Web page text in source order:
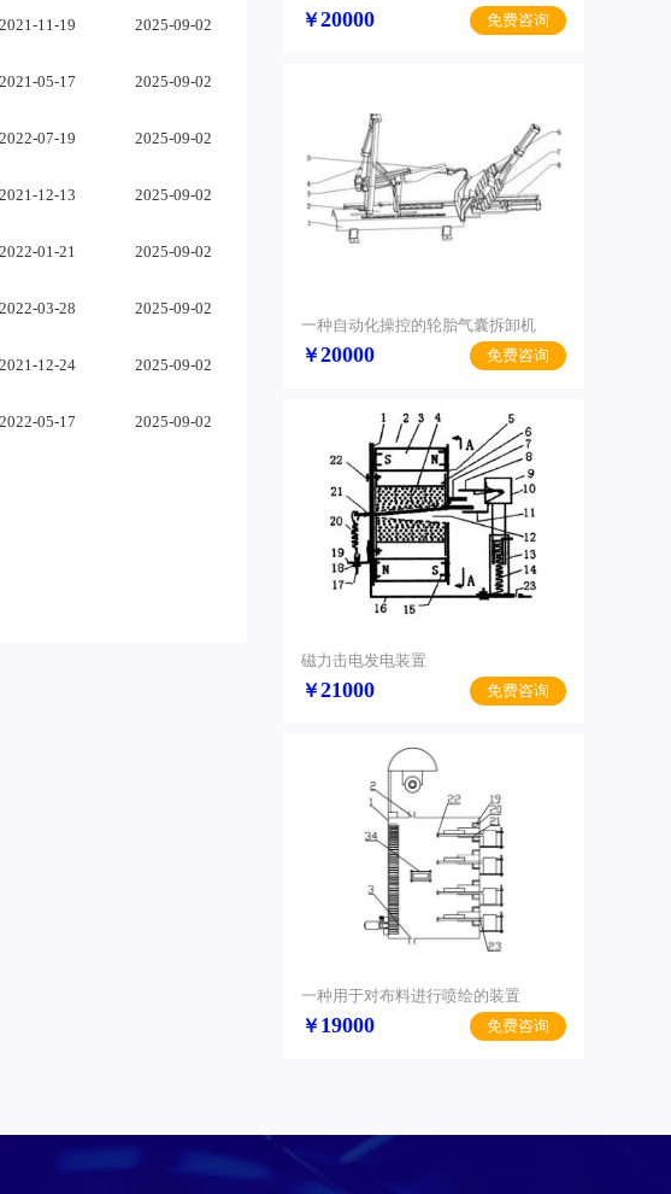
2021-11-19 2025-09-02
2021-05-17 2025-09-02
2022-07-19 2025-09-02
2021-12-13 2025-09-02
2022-01-21 2025-09-02
2022-03-28 2025-09-02
2021-12-24 2025-09-02
2022-05-17 2025-09-02
￥20000 免费咨询
一种自动化操控的轮胎气囊拆卸机
￥20000 免费咨询
磁力击电发电装置
￥21000 免费咨询
一种用于对布料进行喷绘的装置
￥19000 免费咨询